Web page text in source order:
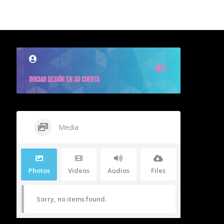
INICIAR SESIÓN EN SU CUENTA
Media
Photos Videos Audios Files
Sorry, no items found.